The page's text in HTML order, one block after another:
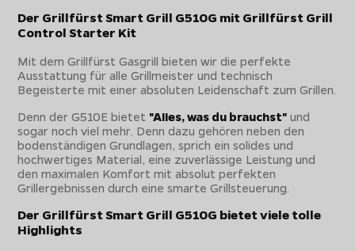
Der Grillfürst Smart Grill G510G mit Grillfürst Grill
Control Starter Kit
Mit dem Grillfürst Gasgrill bieten wir die perfekte
Ausstattung für alle Grillmeister und technisch
Begeisterte mit einer absoluten Leidenschaft zum Grillen.
Denn der G510E bietet "Alles, was du brauchst" und
sogar noch viel mehr. Denn dazu gehören neben den
bodenständigen Grundlagen, sprich ein solides und
hochwertiges Material, eine zuverlässige Leistung und
den maximalen Komfort mit absolut perfekten
Grillergebnissen durch eine smarte Grillsteuerung.
Der Grillfürst Smart Grill G510G bietet viele tolle
Highlights